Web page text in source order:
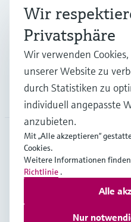
Branchen
Support
GLB • Deutsch
Copyright © Endress+Hauser
Wir
Privatsphäre
Wir verwenden
unserer Website zu
durch Statistiken zu
individuell angepasste
anzubieten.
Mit „Alle akzeptieren“
Cookies.
Weitere Informationen
Richtlinie .
Nur
Alle